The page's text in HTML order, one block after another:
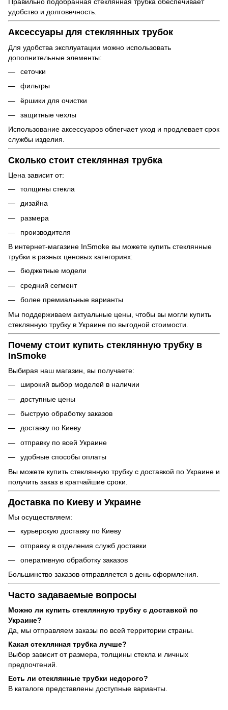
удобство и долговечность.
Аксессуары для стеклянных трубок
Для удобства эксплуатации можно использовать
дополнительные элементы:
сеточки
фильтры
ёршики для очистки
защитные чехлы
Использование аксессуаров облегчает уход и продлевает срок
службы изделия.
Сколько стоит стеклянная трубка
Цена зависит от:
толщины стекла
дизайна
размера
производителя
В интернет-магазине InSmoke вы можете купить стеклянные
трубки в разных ценовых категориях:
бюджетные модели
средний сегмент
более премиальные варианты
Мы поддерживаем актуальные цены, чтобы вы могли купить
стеклянную трубку в Украине по выгодной стоимости.
Почему стоит купить стеклянную трубку в
InSmoke
Выбирая наш магазин, вы получаете:
широкий выбор моделей в наличии
доступные цены
быструю обработку заказов
доставку по Киеву
отправку по всей Украине
удобные способы оплаты
Вы можете купить стеклянную трубку с доставкой по Украине и
получить заказ в кратчайшие сроки.
Доставка по Киеву и Украине
Мы осуществляем:
курьерскую доставку по Киеву
отправку в отделения служб доставки
оперативную обработку заказов
Большинство заказов отправляется в день оформления.
Часто задаваемые вопросы
Можно ли купить стеклянную трубку с доставкой по
Украине?
Да, мы отправляем заказы по всей территории страны.
Какая стеклянная трубка лучше?
Выбор зависит от размера, толщины стекла и личных
предпочтений.
Есть ли стеклянные трубки недорого?
В каталоге представлены доступные варианты.